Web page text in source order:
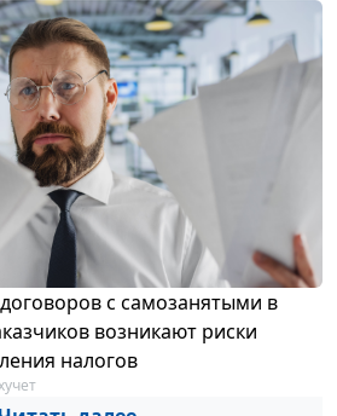
с самозанятыми в
возникают риски
налогов